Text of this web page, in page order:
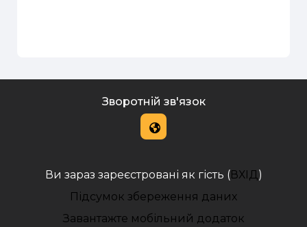
Зворотній зв'язок
Ви зараз зареєстровані як гість (ВХІД )
Підсумок збереження даних
Завантажте мобільний додаток